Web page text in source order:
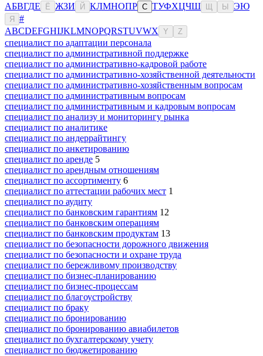
АБВГДЕ Ё ЖЗИ Й КЛМНОПР С ТУФХЦЧШ Ы ЭЮ
Я
#
ABCDEFGHIJKLMNOPQRSTUVWX Y Z
специалист по адаптации персонала
специалист по административной поддержке
специалист по административно-кадровой работе
специалист по административно-хозяйственной деятельности
специалист по административно-хозяйственным вопросам
специалист по административным вопросам
специалист по административным и кадровым вопросам
специалист по анализу и мониторингу рынка
специалист по аналитике
специалист по андеррайтингу
специалист по анкетированию
специалист по аренде 5
специалист по арендным отношениям
специалист по ассортименту 6
специалист по аттестации рабочих мест 1
специалист по аудиту
специалист по банковским гарантиям 12
специалист по банковским операциям
специалист по банковским продуктам 13
специалист по безопасности дорожного движения
специалист по безопасности и охране труда
специалист по бережливому производству
специалист по бизнес-планированию
специалист по бизнес-процессам
специалист по благоустройству
специалист по браку
специалист по бронированию
специалист по бронированию авиабилетов
специалист по бухгалтерскому учету
специалист по бюджетированию